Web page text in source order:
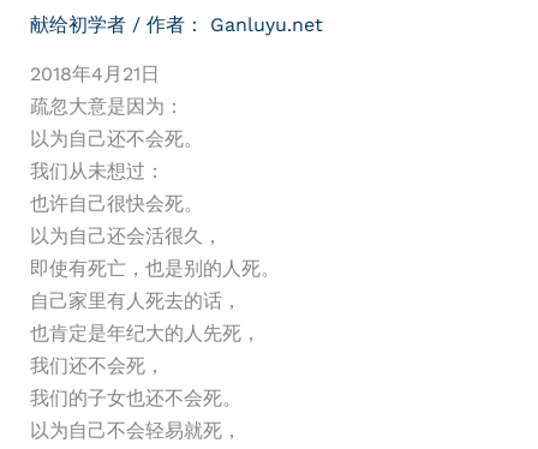
献给初学者/ 作者： Ganluyu.net
2018年4月21日
疏忽大意是因为：
以为自己还不会死。
我们从未想过：
也许自己很快会死。
以为自己还会活很久，
即使有死亡，也是别的人死。
自己家里有人死去的话，
也肯定是年纪大的人先死，
我们还不会死，
我们的子女也还不会死。
以为自己不会轻易就死，